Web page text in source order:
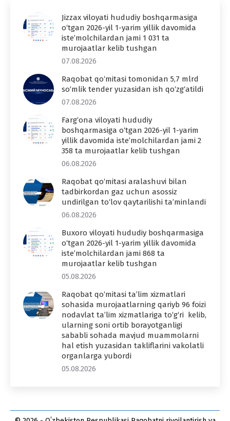
Jizzax viloyati hududiy boshqarmasiga
o‘tgan 2026-yil 1-yarim yillik davomida
iste’molchilardan jami 1 031 ta
murojaatlar kelib tushgan
07.08.2026
Raqobat qo‘mitasi tomonidan 5,7 mlrd
so‘mlik tender yuzasidan ish qo‘zg‘atildi
07.08.2026
Farg‘ona viloyati hududiy
boshqarmasiga o‘tgan 2026-yil 1-yarim
yillik davomida iste’molchilardan jami 2
358 ta murojaatlar kelib tushgan
06.08.2026
Raqobat qo‘mitasi aralashuvi bilan
tadbirkordan gaz uchun asossiz
undirilgan to‘lov qaytarilishi ta’minlandi
06.08.2026
Buxoro viloyati hududiy boshqarmasiga
o‘tgan 2026-yil 1-yarim yillik davomida
iste’molchilardan jami 868 ta
murojaatlar kelib tushgan
05.08.2026
Raqobat qo‘mitasi ta’lim xizmatlari
sohasida murojaatlarning qariyb 96 foizi
nodavlat ta’lim xizmatlariga to‘g‘ri kelib,
ularning soni ortib borayotganligi
sababli sohada mavjud muammolarni
hal etish yuzasidan takliflarini vakolatli
organlarga yubordi
05.08.2026